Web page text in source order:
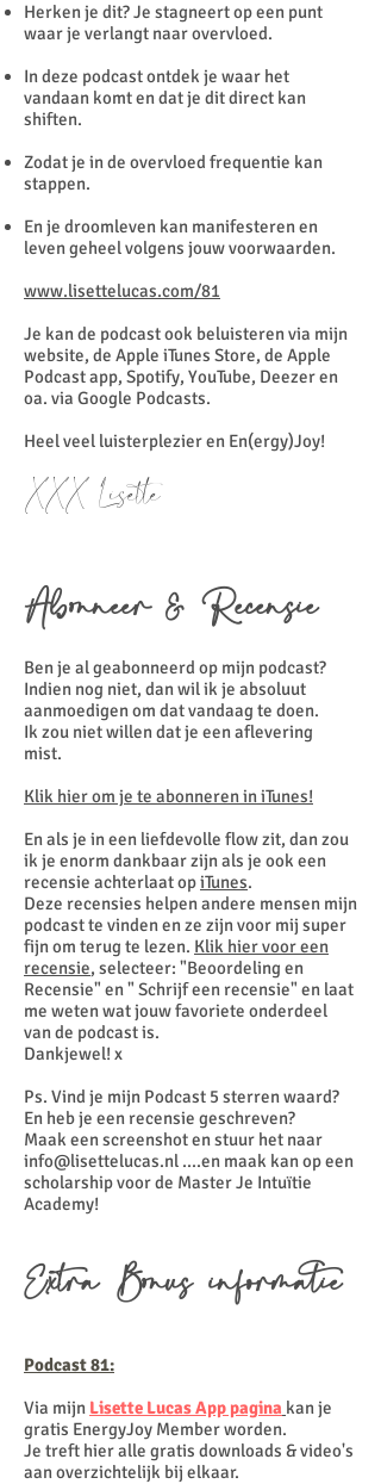
Herken je dit? Je stagneert op een punt
waar je verlangt naar overvloed.
In deze podcast ontdek je waar het
vandaan komt en dat je dit direct kan
shiften.
Zodat je in de overvloed frequentie kan
stappen.
En je droomleven kan manifesteren en
leven geheel volgens jouw voorwaarden.
www.lisettelucas.com/81
Je kan de podcast ook beluisteren via mijn
website, de Apple iTunes Store, de Apple
Podcast app, Spotify, YouTube, Deezer en
oa. via Google Podcasts.
Heel veel luisterplezier en En(ergy)Joy!
XXX Lisette
Abonneer & Recensie
Ben je al geabonneerd op mijn podcast?
Indien nog niet, dan wil ik je absoluut
aanmoedigen om dat vandaag te doen.
Ik zou niet willen dat je een aflevering
mist.
Klik hier om je te abonneren in iTunes!
En als je in een liefdevolle flow zit, dan zou
ik je enorm dankbaar zijn als je ook een
recensie achterlaat opiTunes.
Deze recensies helpen andere mensen mijn
podcast te vinden en ze zijn voor mij super
fijn om terug te lezen. Klik hier voor een
recensie, selecteer: "Beoordeling en
Recensie" en " Schrijf een recensie" en laat
me weten wat jouw favoriete onderdeel
van de podcast is.
Dankjewel! x
Ps. Vind je mijn Podcast 5 sterren waard?
En heb je een recensie geschreven?
Maak een screenshot en stuur het naar
info@lisettelucas.nl ....en maak kan op een
scholarship voor de Master Je Intuïtie
Academy!
Extra Bonus informatie
Podcast 81:
Via mijn Lisette Lucas App pagina kan je
gratis EnergyJoy Member worden.
Je treft hier alle gratis downloads & video's
aan overzichtelijk bij elkaar.